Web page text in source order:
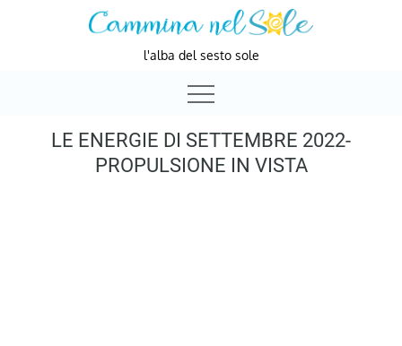
l'alba del sesto sole
LE ENERGIE DI SETTEMBRE 2022-
PROPULSIONE IN VISTA